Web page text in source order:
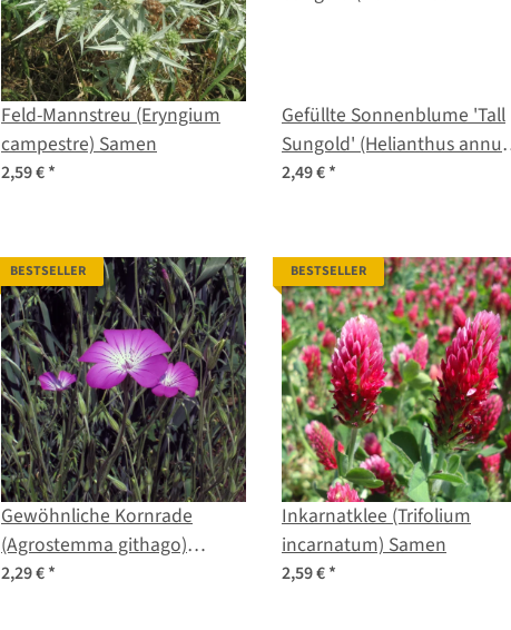
Feld-Mannstreu (Eryngium
campestre) Samen
2,59 €*
Gefüllte Sonnenblume 'Tall
Sungold' (Helianthus annuus)
Samen
2,49 €*
BESTSELLER
Gewöhnliche Kornrade
(Agrostemma githago)
Samen
2,29 €*
BESTSELLER
Inkarnatklee (Trifolium
incarnatum) Samen
2,59 €*